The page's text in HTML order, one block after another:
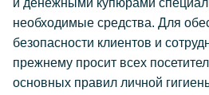
и денежными купюрами
необходимые средства. Для
безопасности клиентов и
прежнему просит всех
основных правил личной